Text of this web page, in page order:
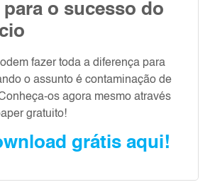
o sucesso do
fazer toda a diferença para
o assunto é contaminação de
os agora mesmo através
gratuito!
grátis aqui!